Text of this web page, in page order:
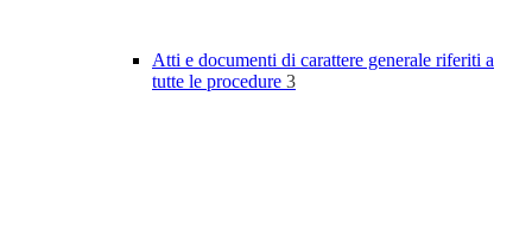
Atti e documenti di carattere generale riferiti a
tutte le procedure 3